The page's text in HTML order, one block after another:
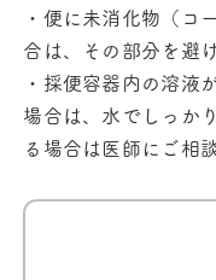
・便に未消化物（コ
合は、その部分を避
・採便容器内の溶液
場合は、水でしっか
る場合は医師にご相